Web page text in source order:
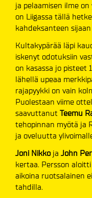
ja pelaamisen ilme
on Liigassa tällä
kahdeksanteen
Kultakypärää läpi
iskenyt odotuksiin
on kasassa jo pisteet
lähellä upeaa
rajapyykki on vain
Puolestaan viime
saavuttanut Teemu
tehopinnan myötä ja
ja oveluutta
Joni Nikko ja John
kertaa. Persson
aikoina ruotsalainen
tahdilla.